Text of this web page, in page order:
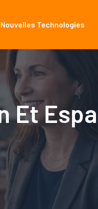
Nouvelles Technologies
Et